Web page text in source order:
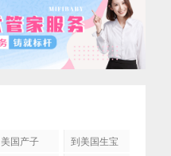
美国产子
到美国生宝